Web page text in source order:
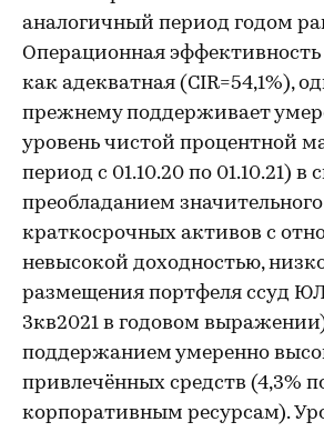
аналогичный период годом
Операционная эффективность
как адекватная (CIR=54,1%),
прежнему поддерживает
уровень чистой процентной
период с 01.10.20 по 01.10.21) в
преобладанием
краткосрочных активов с
невысокой доходностью,
размещения портфеля ссуд
3кв2021 в годовом
поддержанием умеренно
привлечённых средств (4,3%
корпоративным ресурсам).